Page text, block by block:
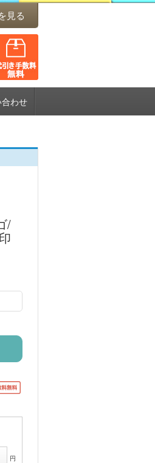
見る
わせ
/
円